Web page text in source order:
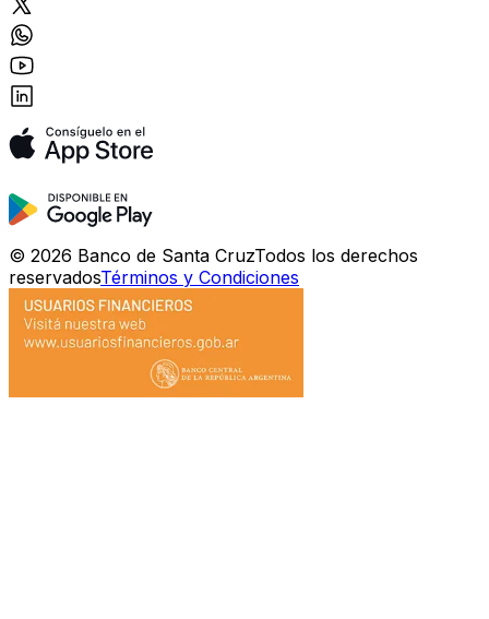
© 2026 Banco de Santa CruzTodos los derechos
reservadosTérminos y Condiciones